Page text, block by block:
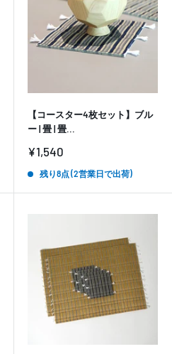
【コースター4枚セット】ブル
ー | 畳 | 畳...
販
価
¥1,540
残り8点 (2営業日で出荷)